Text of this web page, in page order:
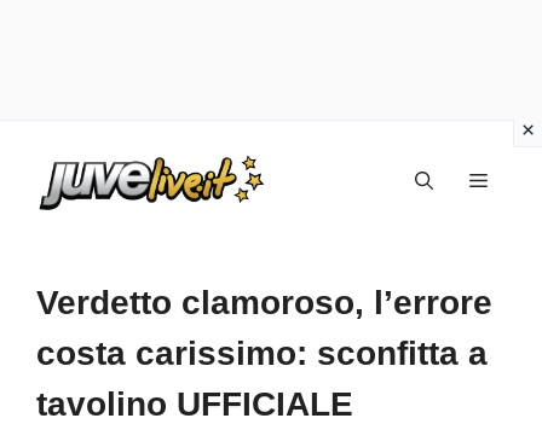
Menu
Verdetto clamoroso, l’errore
costa carissimo: sconfitta a
tavolino UFFICIALE